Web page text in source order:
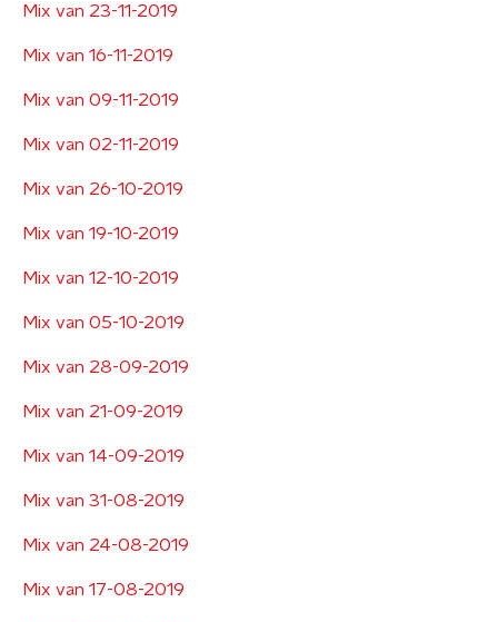
Mix van 23-11-2019
Mix van 16-11-2019
Mix van 09-11-2019
Mix van 02-11-2019
Mix van 26-10-2019
Mix van 19-10-2019
Mix van 12-10-2019
Mix van 05-10-2019
Mix van 28-09-2019
Mix van 21-09-2019
Mix van 14-09-2019
Mix van 31-08-2019
Mix van 24-08-2019
Mix van 17-08-2019